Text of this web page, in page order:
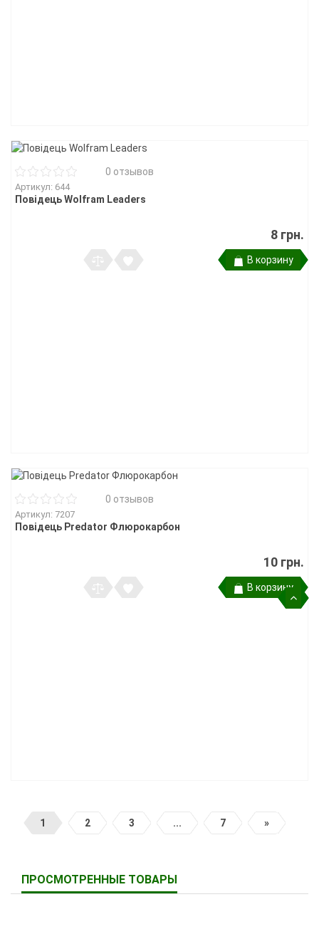
0 отзывов
Артикул: 644
Повідець Wolfram Leaders
8 грн.
В корзину
0 отзывов
Артикул: 7207
Повідець Predator Флюрокарбон
10 грн.
В корзину
1 2 3 ... 7 »
ПРОСМОТРЕННЫЕ ТОВАРЫ